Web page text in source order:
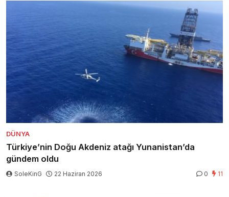
DÜNYA
Türkiye’nin Doğu Akdeniz atağı Yunanistan’da
gündem oldu
SoleKinG 22 Haziran 2026 0 11